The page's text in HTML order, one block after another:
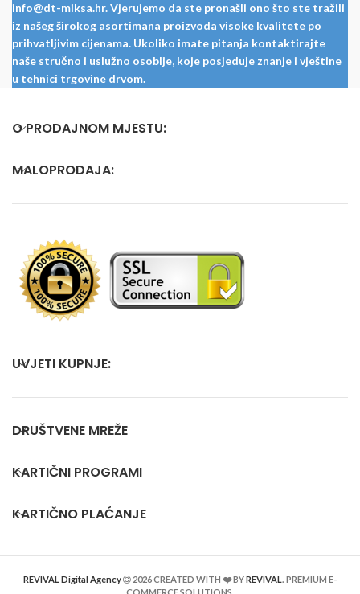
info@dt-miksa.hr. Vjerujemo da ste pronašli ono što ste tražili
iz našeg širokog asortimana proizvoda visoke kvalitete po
prihvatljivim cijenama. Ukoliko imate pitanja kontaktirajte
naše stručno i uslužno osoblje, koje posjeduje znanje i vještine
u tehnici trgovine drvom.
O PRODAJNOM MJESTU:
MALOPRODAJA:
UVJETI KUPNJE:
DRUŠTVENE MREŽE
KARTIČNI PROGRAMI
KARTIČNO PLAĆANJE
REVIVAL Digital Agency 2026 CREATED WITH ❤️ BYREVIVAL. PREMIUM E-